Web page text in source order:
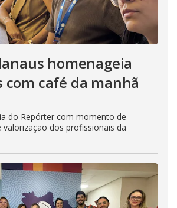
homenageia
café da manhã
do Repórter com momento de
dos profissionais da